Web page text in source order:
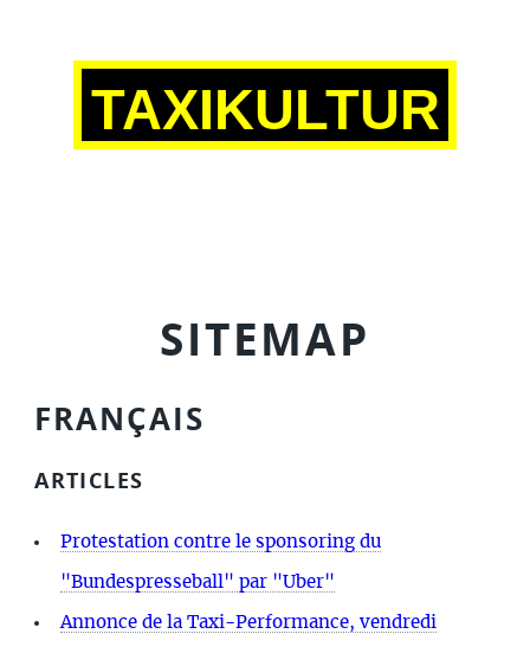
TAXIKULTUR
SITEMAP
FRANÇAIS
ARTICLES
Protestation contre le sponsoring du
"Bundespresseball" par "Uber"
Annonce de la Taxi-Performance, vendredi